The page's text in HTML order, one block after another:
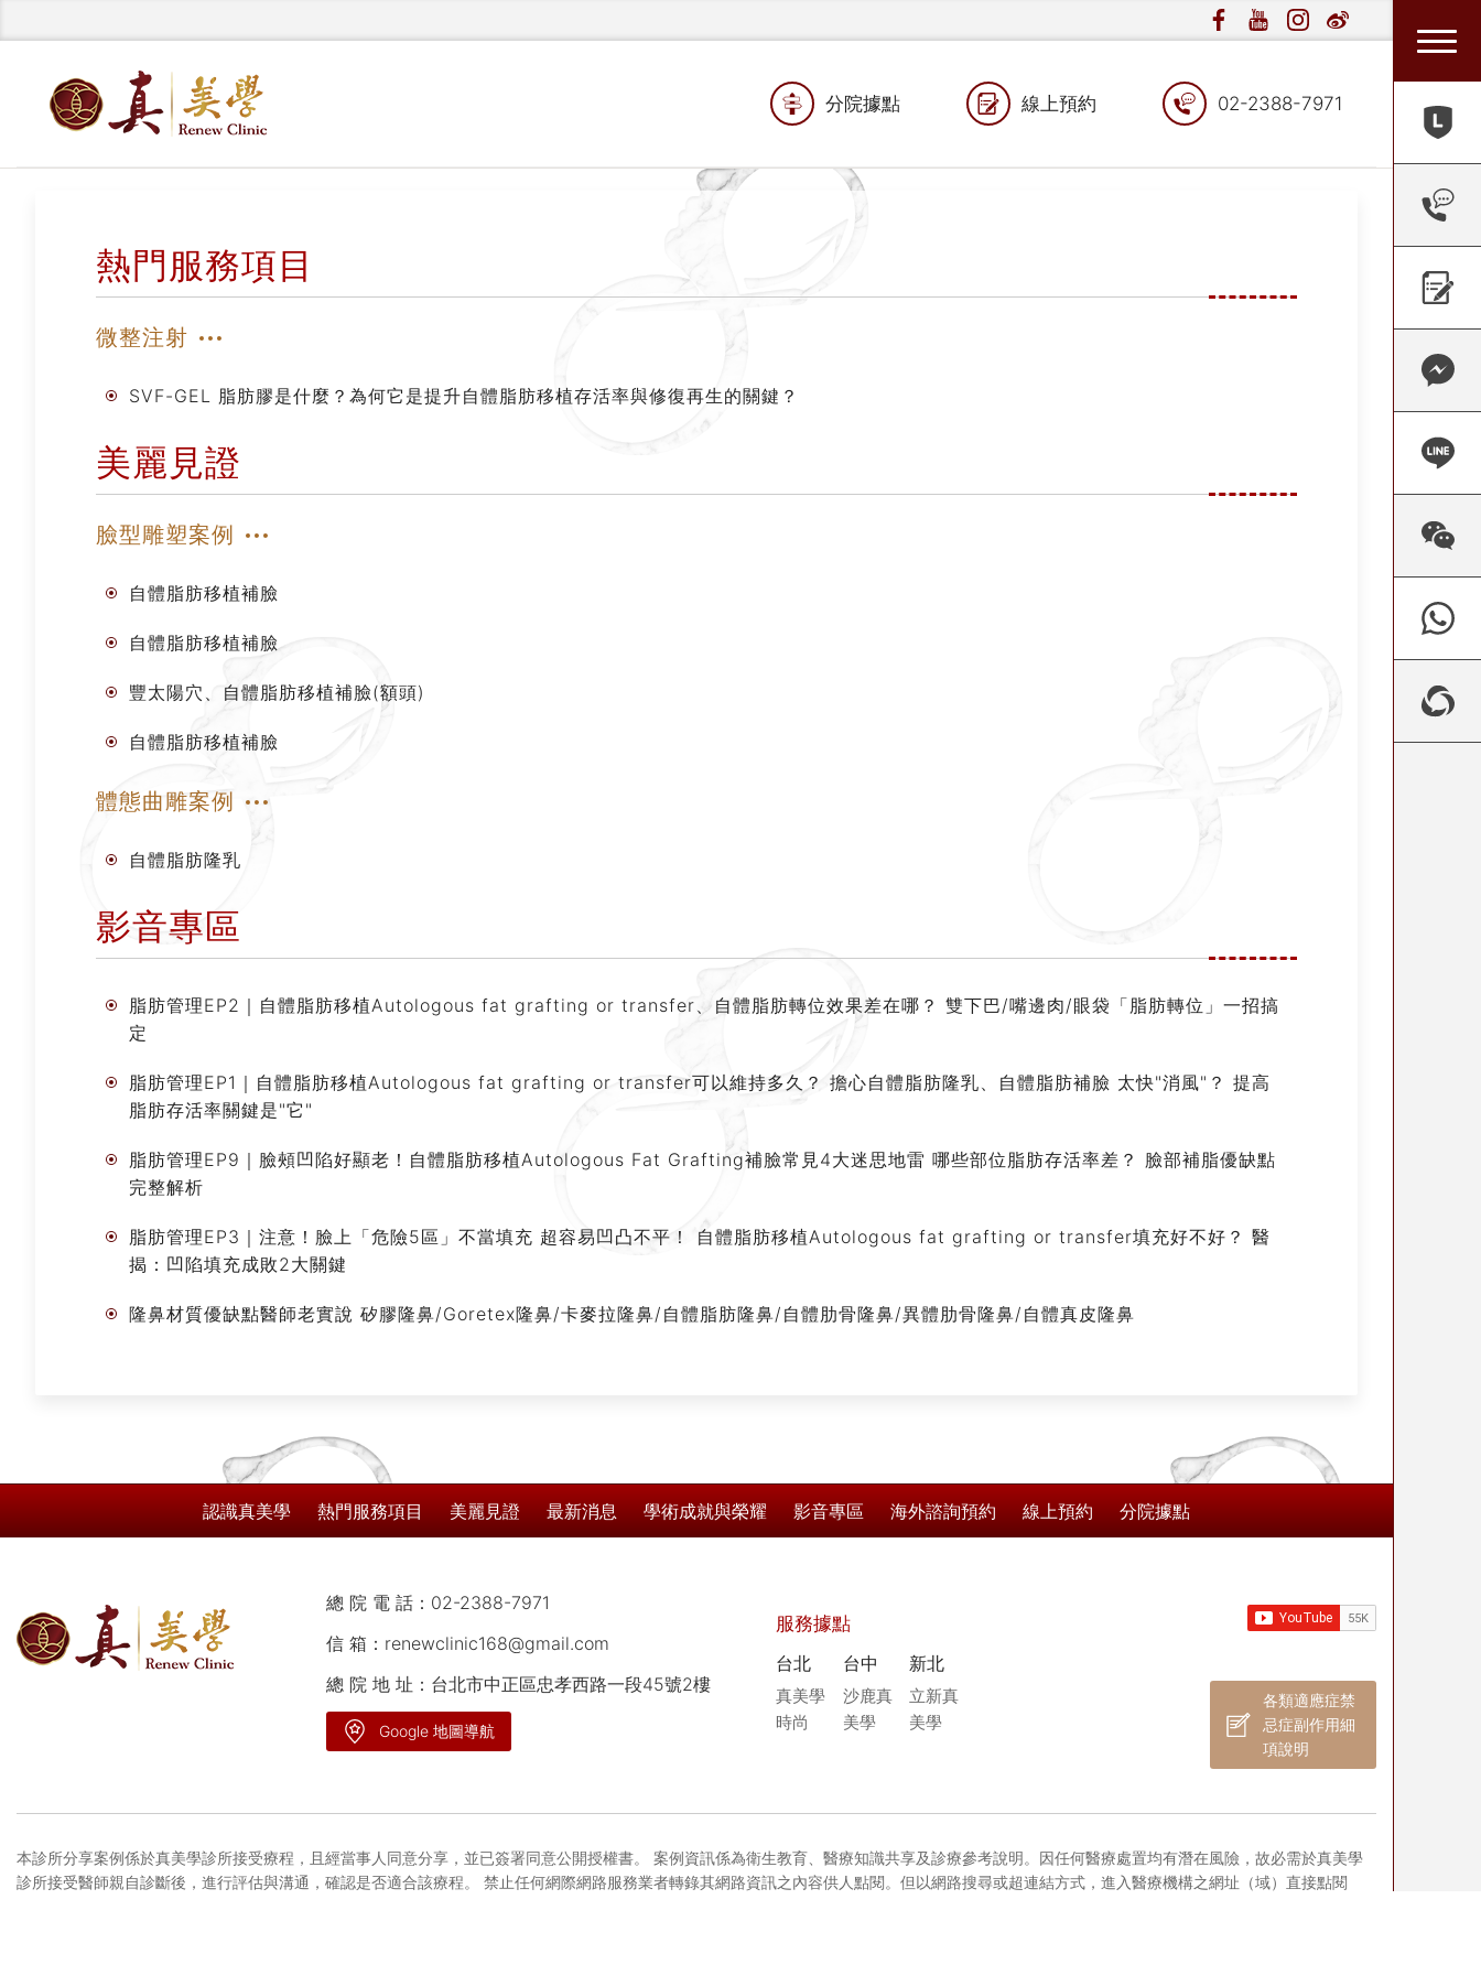
分院據點 線上預約 02-2388-7971
熱門服務項目
微整注射
SVF-GEL 脂肪膠是什麼？為何它是提升自體脂肪移植存活率與修復再生的關鍵？
美麗見證
臉型雕塑案例
自體脂肪移植補臉
自體脂肪移植補臉
豐太陽穴、自體脂肪移植補臉(額頭)
自體脂肪移植補臉
體態曲雕案例
自體脂肪隆乳
影音專區
脂肪管理EP2｜自體脂肪移植Autologous fat grafting or transfer、自體脂肪轉位效果差在哪？ 雙下巴/嘴邊肉/眼袋「脂肪轉位」一招搞
定
脂肪管理EP1｜自體脂肪移植Autologous fat grafting or transfer可以維持多久？ 擔心自體脂肪隆乳、自體脂肪補臉 太快"消風"？ 提高
脂肪存活率關鍵是"它"
脂肪管理EP9｜臉頰凹陷好顯老！自體脂肪移植Autologous Fat Grafting補臉常見4大迷思地雷 哪些部位脂肪存活率差？ 臉部補脂優缺點
完整解析
脂肪管理EP3｜注意！臉上「危險5區」不當填充 超容易凹凸不平！ 自體脂肪移植Autologous fat grafting or transfer填充好不好？ 醫
揭：凹陷填充成敗2大關鍵
隆鼻材質優缺點醫師老實說 矽膠隆鼻/Goretex隆鼻/卡麥拉隆鼻/自體脂肪隆鼻/自體肋骨隆鼻/異體肋骨隆鼻/自體真皮隆鼻
認識真美學 熱門服務項目 美麗見證 最新消息 學術成就與榮耀 影音專區 海外諮詢預約 線上預約 分院據點
總 院 電 話： 02-2388-7971
信 箱： renewclinic168@gmail.com
總 院 地 址：台北市中正區忠孝西路一段45號2樓
Google 地圖導航
服務據點
台北
真美學
時尚
台中
沙鹿真
美學
新北
立新真
美學
各類適應症禁
忌症副作用細
項說明
本診所分享案例係於真美學診所接受療程，且經當事人同意分享，並已簽署同意公開授權書。 案例資訊係為衛生教育、醫療知識共享及診療參考說明。因任何醫療處置均有潛在風險，故必需於真美學
診所接受醫師親自診斷後，進行評估與溝通，確認是否適合該療程。 禁止任何網際網路服務業者轉錄其網路資訊之內容供人點閱。但以網路搜尋或超連結方式，進入醫療機構之網址（域）直接點閱